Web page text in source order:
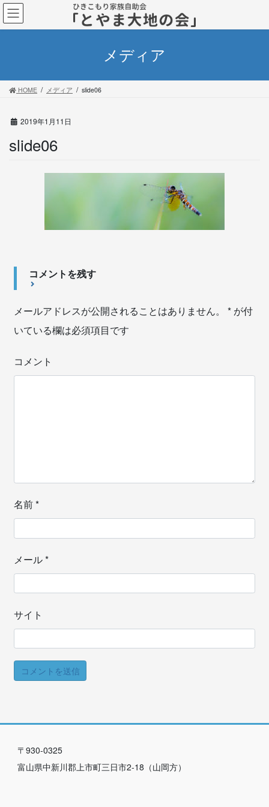
コ
ン
テ
移
ナ
ビ
ゲ
ン
メディア
HOME メディア slide06
2019年1月11日
slide06
コメントを残す
メールアドレスが公開されることはありません。 * が付
いている欄は必須項目です
コメント
名前*
メール*
サイト
〒930-0325
富山県中新川郡上市町三日市2-18（山岡方）